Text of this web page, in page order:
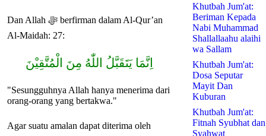
Dan Allah ﷻ berfirman dalam Al-Qur’an
Al-Maidah: 27:
اِنَّمَا يَتَقَبَّلُ اللّٰهُ مِنَ الْمُتَّقِيْنَ
"Sesungguhnya Allah hanya menerima dari
orang-orang yang bertakwa."
Agar suatu amalan dapat diterima oleh
Khutbah Jum'at:
Beriman Kepada
Nabi Muhammad
Shallallaahu alaihi
wa Sallam
Khutbah Jum'at:
Dosa Seputar
Mayit Dan
Kuburan
Khutbah Jum'at:
Fitnah Syubhat dan
Syahwat